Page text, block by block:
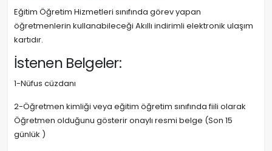
Eğitim Öğretim Hizmetleri sınıfında görev yapan
öğretmenlerin kullanabileceği Akıllı indirimli elektronik ulaşım
kartıdır.
İstenen Belgeler:
1-Nüfus cüzdanı
2-Öğretmen kimliği veya eğitim öğretim sınıfında fiili olarak
Öğretmen olduğunu gösterir onaylı resmi belge (Son 15
günlük )